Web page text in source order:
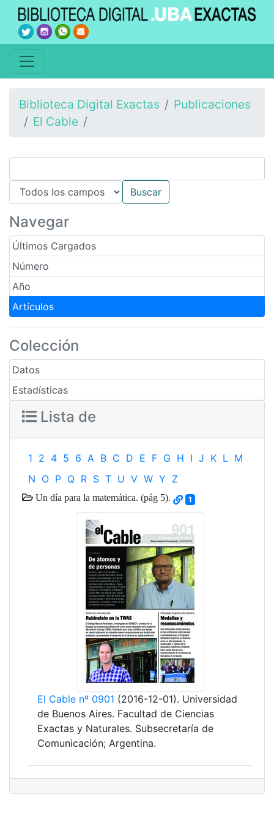
Biblioteca Digital Exactas
Publicaciones
El Cable
Navegar
Últimos Cargados
Número
Año
Artículos
Colección
Datos
Estadísticas
Lista de
1 2 4 5 6 A B C D E F G H I J K L M
N O P Q R S T U V W Y Z
Un día para la matemática. (pág 5). 1
El Cable nº 0901 (2016-12-01). Universidad
de Buenos Aires. Facultad de Ciencias
Exactas y Naturales. Subsecretaría de
Comunicación; Argentina.